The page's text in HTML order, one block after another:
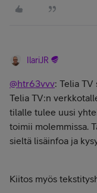
IlariJR
@htr63vvv: Telia
Telia TV:n
tilalle tulee uusi
toimii molemmissa.
sieltä lisäinfoa ja
Kiitos myös